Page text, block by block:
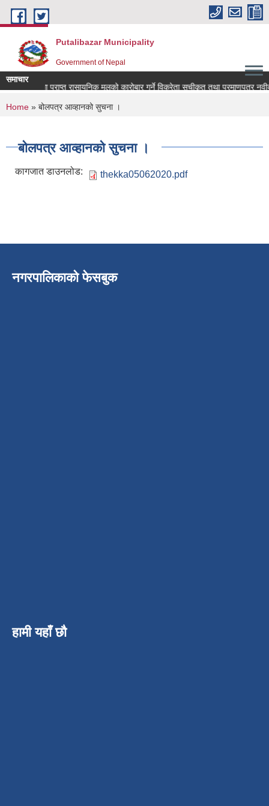
Skip to main content
Putalibazar Municipality
Government of Nepal
समाचार
अनुदानमा प्राप्त रासायनिक मलको कारोबार गर्ने विक्रेता सूचीकृत तथा प्रमाणपत्र
You are here
Home » बोलपत्र आव्हानको सुचना ।
बोलपत्र आव्हानको सुचना ।
कागजात डाउनलोड: thekka05062020.pdf
नगरपालिकाको फेसबुक
हामी यहाँ छौ